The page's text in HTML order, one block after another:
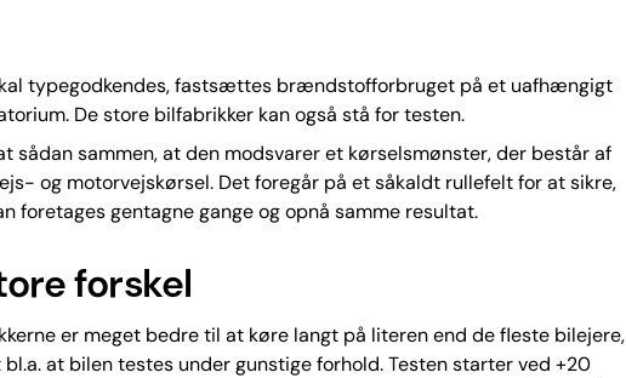
typegodkendes, fastsættes brændstofforbruget på et uafhængigt
De store bilfabrikker kan også stå for testen.
sådan sammen, at den modsvarer et kørselsmønster, der består af
og motorvejskørsel. Det foregår på et såkaldt rullefelt for at sikre,
foretages gentagne gange og opnå samme resultat.
forskel
er meget bedre til at køre langt på literen end de fleste bilejere,
at bilen testes under gunstige forhold. Testen starter ved +20